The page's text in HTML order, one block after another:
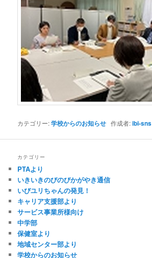
カテゴリー:学校からのお知らせ 作成者:ibi-sns
カテゴリー
PTAより
いきいきのびのびかがやき通信
いびユリちゃんの発見！
キャリア支援部より
サービス事業所様向け
中学部
保健室より
地域センター部より
学校からのお知らせ